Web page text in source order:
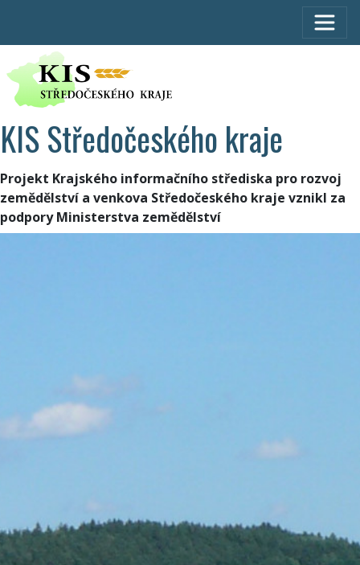
KIS Středočeského kraje
Projekt Krajského informačního střediska pro rozvoj
zemědělství a venkova Středočeského kraje vznikl za
podpory Ministerstva zemědělství